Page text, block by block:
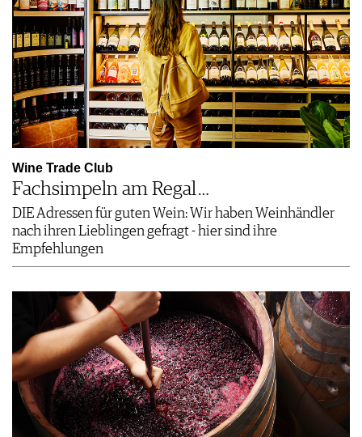
Wine Trade Club
Fachsimpeln am Regal …
DIE Adressen für guten Wein: Wir haben Weinhändler
nach ihren Lieblingen gefragt - hier sind ihre
Empfehlungen